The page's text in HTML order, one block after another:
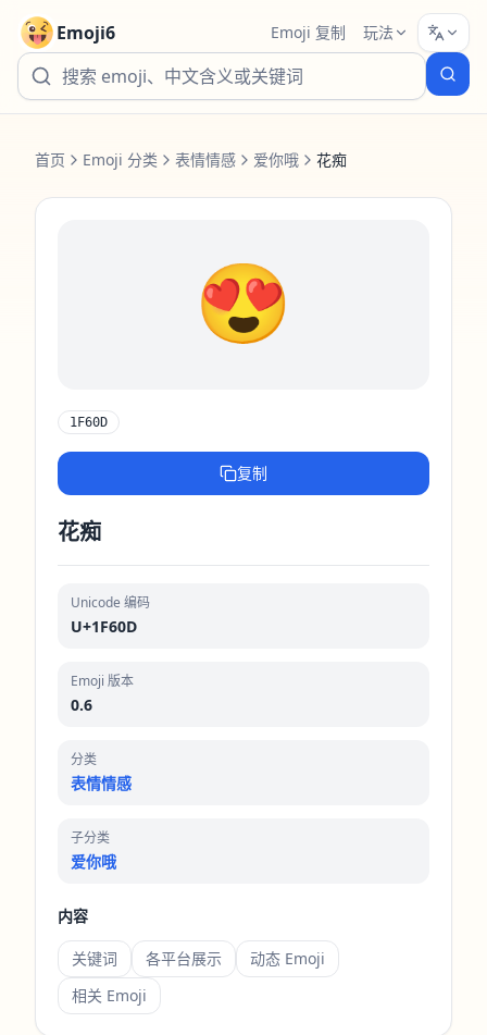
Emoji6 Emoji 复制 玩法
首页 Emoji 分类 表情情感 爱你哦 花痴
😍
1F60D
复制
花痴
Unicode 编码
U+1F60D
Emoji 版本
0.6
分类
表情情感
子分类
爱你哦
内容
关键词 各平台展示
动态 Emoji
相关 Emoji